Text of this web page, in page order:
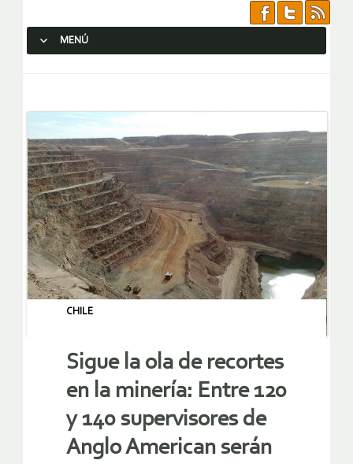
MENÚ
CHILE
Sigue la ola de recortes
en la minería: Entre 120
y 140 supervisores de
Anglo American serán